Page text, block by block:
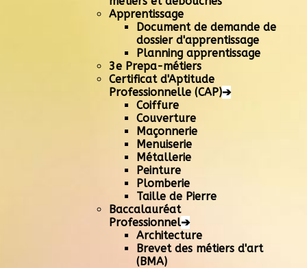
Apprentissage
Document de demande de
dossier d'apprentissage
Planning apprentissage
3e Prepa-métiers
Certificat d'Aptitude
Professionnelle (CAP)➔
Coiffure
Couverture
Maçonnerie
Menuiserie
Métallerie
Peinture
Plomberie
Taille de Pierre
Baccalauréat
Professionnel➔
Architecture
Brevet des métiers d'art
(BMA)